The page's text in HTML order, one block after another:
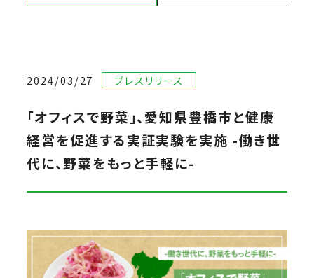
2024/03/27 プレスリリース
「オフィスで野菜」、愛知県豊橋市と健康
経営を促進する実証実験を実施 -働き世
代に、野菜をもっと手軽に-